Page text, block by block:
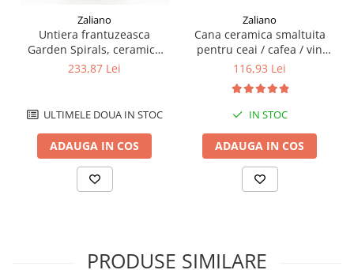
Zaliano
Untiera frantuzeasca
Garden Spirals, ceramica
smaltuita, pictata manual,
233,87 Lei
ULTIMELE DOUA IN STOC
ADAUGA IN COS
Zaliano
Cana ceramica smaltuita
pentru ceai / cafea / vin
fiert Navy Blue, in forma de
420 ml
116,93 Lei
IN STOC
ADAUGA IN COS
PRODUSE SIMILARE